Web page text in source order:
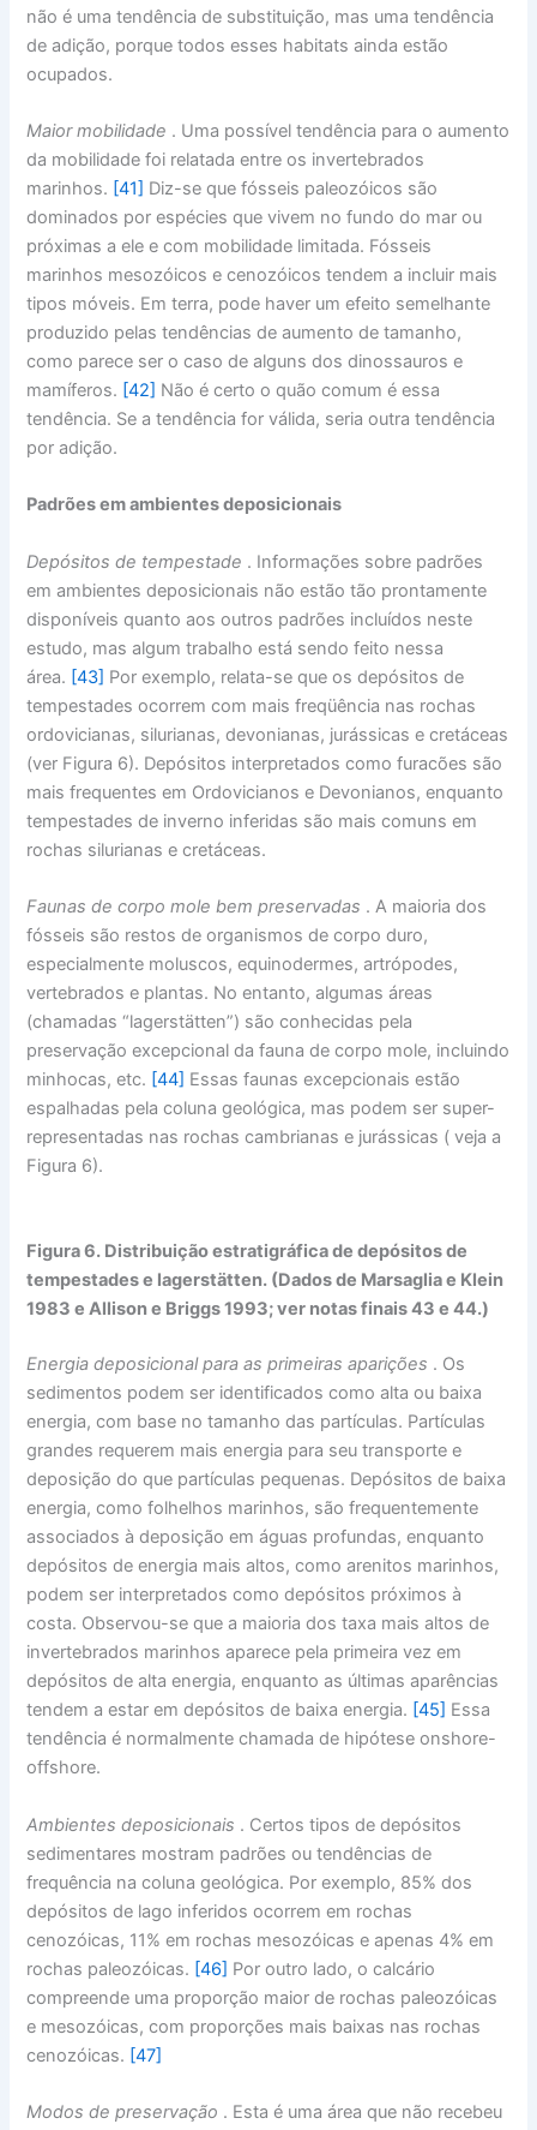
não é uma tendência de substituição, mas uma tendência
de adição, porque todos esses habitats ainda estão
ocupados.
Maior mobilidade . Uma possível tendência para o aumento
da mobilidade foi relatada entre os invertebrados
marinhos. [41] Diz-se que fósseis paleozóicos são
dominados por espécies que vivem no fundo do mar ou
próximas a ele e com mobilidade limitada. Fósseis
marinhos mesozóicos e cenozóicos tendem a incluir mais
tipos móveis. Em terra, pode haver um efeito semelhante
produzido pelas tendências de aumento de tamanho,
como parece ser o caso de alguns dos dinossauros e
mamíferos. [42] Não é certo o quão comum é essa
tendência. Se a tendência for válida, seria outra tendência
por adição.
Padrões em ambientes deposicionais
Depósitos de tempestade . Informações sobre padrões
em ambientes deposicionais não estão tão prontamente
disponíveis quanto aos outros padrões incluídos neste
estudo, mas algum trabalho está sendo feito nessa
área. [43] Por exemplo, relata-se que os depósitos de
tempestades ocorrem com mais freqüência nas rochas
ordovicianas, silurianas, devonianas, jurássicas e cretáceas
(ver Figura 6). Depósitos interpretados como furacões são
mais frequentes em Ordovicianos e Devonianos, enquanto
tempestades de inverno inferidas são mais comuns em
rochas silurianas e cretáceas.
Faunas de corpo mole bem preservadas . A maioria dos
fósseis são restos de organismos de corpo duro,
especialmente moluscos, equinodermes, artrópodes,
vertebrados e plantas. No entanto, algumas áreas
(chamadas “lagerstätten”) são conhecidas pela
preservação excepcional da fauna de corpo mole, incluindo
minhocas, etc. [44] Essas faunas excepcionais estão
espalhadas pela coluna geológica, mas podem ser super-
representadas nas rochas cambrianas e jurássicas ( veja a
Figura 6).
Figura 6. Distribuição estratigráfica de depósitos de
tempestades e lagerstätten. (Dados de Marsaglia e Klein
1983 e Allison e Briggs 1993; ver notas finais 43 e 44.)
Energia deposicional para as primeiras aparições . Os
sedimentos podem ser identificados como alta ou baixa
energia, com base no tamanho das partículas. Partículas
grandes requerem mais energia para seu transporte e
deposição do que partículas pequenas. Depósitos de baixa
energia, como folhelhos marinhos, são frequentemente
associados à deposição em águas profundas, enquanto
depósitos de energia mais altos, como arenitos marinhos,
podem ser interpretados como depósitos próximos à
costa. Observou-se que a maioria dos taxa mais altos de
invertebrados marinhos aparece pela primeira vez em
depósitos de alta energia, enquanto as últimas aparências
tendem a estar em depósitos de baixa energia. [45] Essa
tendência é normalmente chamada de hipótese onshore-
offshore.
Ambientes deposicionais . Certos tipos de depósitos
sedimentares mostram padrões ou tendências de
frequência na coluna geológica. Por exemplo, 85% dos
depósitos de lago inferidos ocorrem em rochas
cenozóicas, 11% em rochas mesozóicas e apenas 4% em
rochas paleozóicas. [46] Por outro lado, o calcário
compreende uma proporção maior de rochas paleozóicas
e mesozóicas, com proporções mais baixas nas rochas
cenozóicas. [47]
Modos de preservação . Esta é uma área que não recebeu